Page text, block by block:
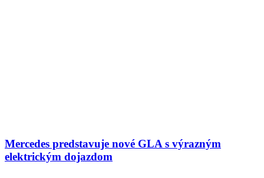
Mercedes predstavuje nové GLA s výrazným
elektrickým dojazdom